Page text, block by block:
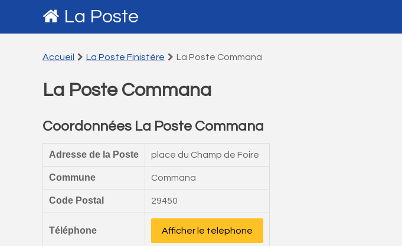
La Poste
Accueil La Poste Finistére La Poste Commana
La Poste Commana
Coordonnées La Poste Commana
Adresse de la Poste place du Champ de Foire
Commune Commana
Code Postal 29450
Téléphone Afficher le téléphone